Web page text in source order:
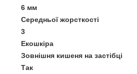
6 мм
Середньої жорсткості
3
Екошкіра
Зовнішня кишеня на застібці
Так